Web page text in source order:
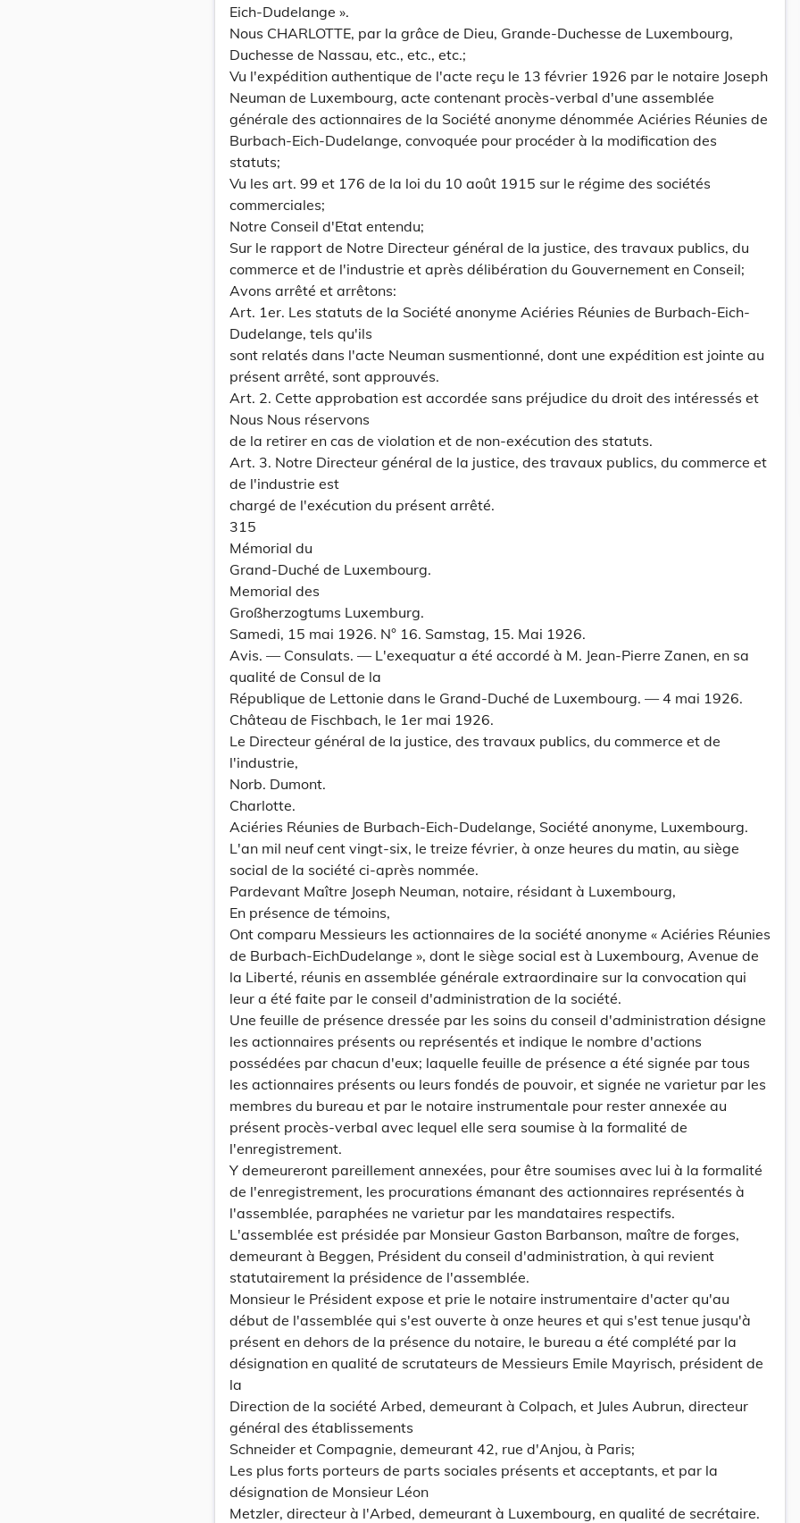
Eich-Dudelange ».
Nous CHARLOTTE, par la grâce de Dieu, Grande-Duchesse de Luxembourg,
Duchesse de Nassau, etc., etc., etc.;
Vu l'expédition authentique de l'acte reçu le 13 février 1926 par le notaire Joseph
Neuman de Luxembourg, acte contenant procès-verbal d'une assemblée
générale des actionnaires de la Société anonyme dénommée Aciéries Réunies de
Burbach-Eich-Dudelange, convoquée pour procéder à la modification des
statuts;
Vu les art. 99 et 176 de la loi du 10 août 1915 sur le régime des sociétés
commerciales;
Notre Conseil d'Etat entendu;
Sur le rapport de Notre Directeur général de la justice, des travaux publics, du
commerce et de l'industrie et après délibération du Gouvernement en Conseil;
Avons arrêté et arrêtons:
Art. 1er. Les statuts de la Société anonyme Aciéries Réunies de Burbach-Eich-
Dudelange, tels qu'ils
sont relatés dans l'acte Neuman susmentionné, dont une expédition est jointe au
présent arrêté, sont approuvés.
Art. 2. Cette approbation est accordée sans préjudice du droit des intéressés et
Nous Nous réservons
de la retirer en cas de violation et de non-exécution des statuts.
Art. 3. Notre Directeur général de la justice, des travaux publics, du commerce et
de l'industrie est
chargé de l'exécution du présent arrêté.
315
Mémorial du
Grand-Duché de Luxembourg.
Memorial des
Großherzogtums Luxemburg.
Samedi, 15 mai 1926. N° 16. Samstag, 15. Mai 1926.
Avis. — Consulats. — L'exequatur a été accordé à M. Jean-Pierre Zanen, en sa
qualité de Consul de la
République de Lettonie dans le Grand-Duché de Luxembourg. — 4 mai 1926.
Château de Fischbach, le 1er mai 1926.
Le Directeur général de la justice, des travaux publics, du commerce et de
l'industrie,
Norb. Dumont.
Charlotte.
Aciéries Réunies de Burbach-Eich-Dudelange, Société anonyme, Luxembourg.
L'an mil neuf cent vingt-six, le treize février, à onze heures du matin, au siège
social de la société ci-après nommée.
Pardevant Maître Joseph Neuman, notaire, résidant à Luxembourg,
En présence de témoins,
Ont comparu Messieurs les actionnaires de la société anonyme « Aciéries Réunies
de Burbach-EichDudelange », dont le siège social est à Luxembourg, Avenue de
la Liberté, réunis en assemblée générale extraordinaire sur la convocation qui
leur a été faite par le conseil d'administration de la société.
Une feuille de présence dressée par les soins du conseil d'administration désigne
les actionnaires présents ou représentés et indique le nombre d'actions
possédées par chacun d'eux; laquelle feuille de présence a été signée par tous
les actionnaires présents ou leurs fondés de pouvoir, et signée ne varietur par les
membres du bureau et par le notaire instrumentale pour rester annexée au
présent procès-verbal avec lequel elle sera soumise à la formalité de
l'enregistrement.
Y demeureront pareillement annexées, pour être soumises avec lui à la formalité
de l'enregistrement, les procurations émanant des actionnaires représentés à
l'assemblée, paraphées ne varietur par les mandataires respectifs.
L'assemblée est présidée par Monsieur Gaston Barbanson, maître de forges,
demeurant à Beggen, Président du conseil d'administration, à qui revient
statutairement la présidence de l'assemblée.
Monsieur le Président expose et prie le notaire instrumentaire d'acter qu'au
début de l'assemblée qui s'est ouverte à onze heures et qui s'est tenue jusqu'à
présent en dehors de la présence du notaire, le bureau a été complété par la
désignation en qualité de scrutateurs de Messieurs Emile Mayrisch, président de
la
Direction de la société Arbed, demeurant à Colpach, et Jules Aubrun, directeur
général des établissements
Schneider et Compagnie, demeurant 42, rue d'Anjou, à Paris;
Les plus forts porteurs de parts sociales présents et acceptants, et par la
désignation de Monsieur Léon
Metzler, directeur à l'Arbed, demeurant à Luxembourg, en qualité de secrétaire.